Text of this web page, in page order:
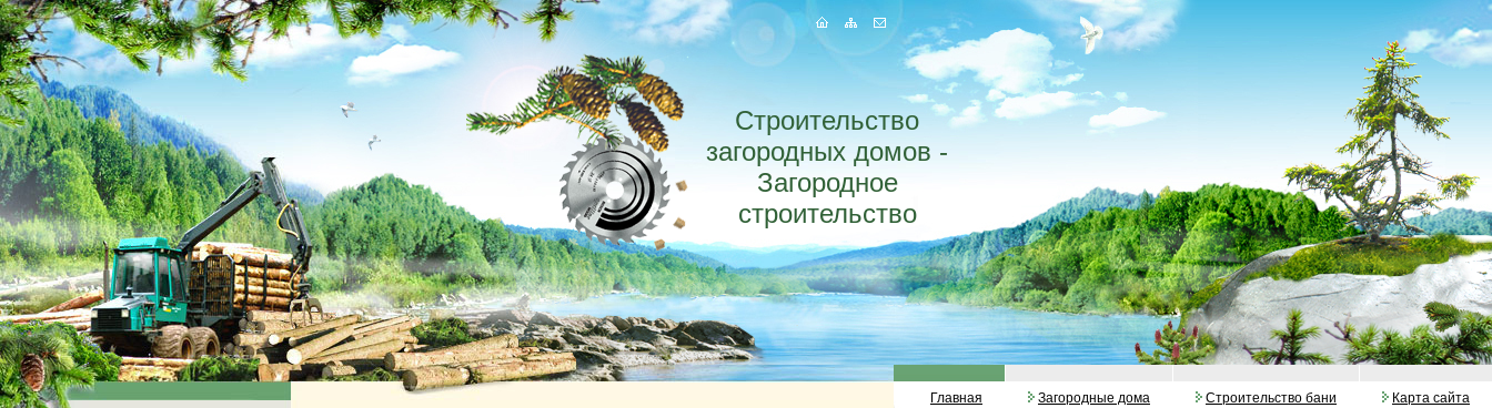
Строительство
загородных домов -
Загородное
строительство
Главная Загородные дома Строительство бани Карта сайта